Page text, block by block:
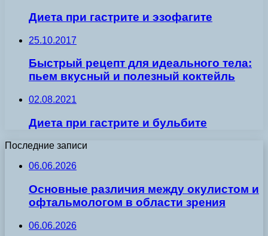
Диета при гастрите и эзофагите
25.10.2017
Быстрый рецепт для идеального тела:
пьем вкусный и полезный коктейль
02.08.2021
Диета при гастрите и бульбите
Последние записи
06.06.2026
Основные различия между окулистом и
офтальмологом в области зрения
06.06.2026